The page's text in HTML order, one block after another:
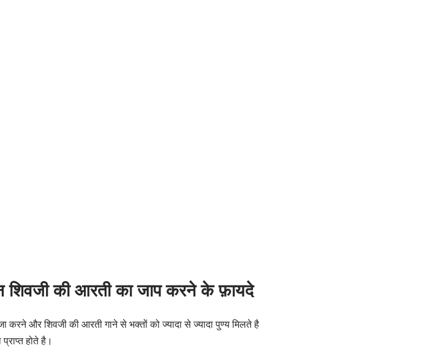
की आरती का जाप करने के फ़ायदे
करने और शिवजी की आरती गाने से भक्तों को ज्यादा से ज्यादा पुण्य मिलते है
होते है।